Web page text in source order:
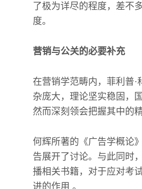
了极为详尽的程度，差不
度。
营销与公关的必要补充
在营销学范畴内，菲利普·
杂庞大，理论坚实稳固，
然而深刻领会把握其中的
何辉所著的《广告学概论
告展开了讨论。与此同时
播相关书籍，对于应对考
进的作用 。